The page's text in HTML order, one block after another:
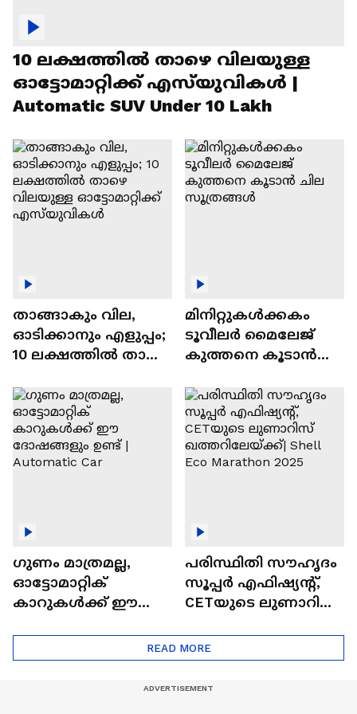
10 ലക്ഷത്തിൽ താഴെ വിലയുള്ള
ഓട്ടോമാറ്റിക്ക് എസ്‍യുവികൾ |
Automatic SUV Under 10 Lakh
താങ്ങാകും വില,
ഓടിക്കാനും എളുപ്പം;
10 ലക്ഷത്തിൽ താഴെ
ഓട്ടോമാറ്റിക്ക്
എസ്‍യുവികൾ
മിനിറ്റുകൾക്കകം
ടൂവീലർ മൈലേജ്
കുത്തനെ കൂടാൻ
ഗുണം മാത്രമല്ല,
ഓട്ടോമാറ്റിക്
കാറുകൾക്ക് ഈ
പരിസ്ഥിതി സൗഹൃദം
സൂപ്പർ എഫിഷ്യന്റ്,
CETയുടെ ലുണാറിസ്
Eco Marathon 2025
READ MORE